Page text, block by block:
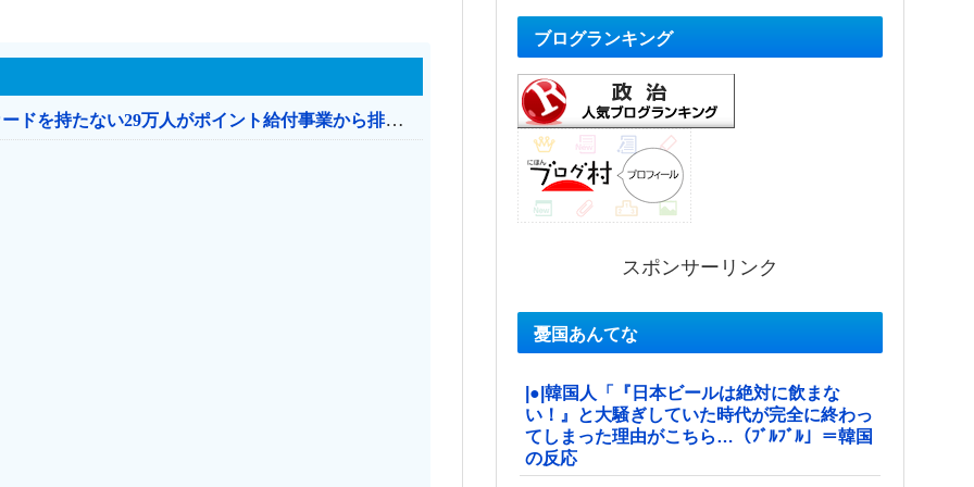
共産党「これは酷い…京都市でマイナンバーカードを持たない29万人がポイント給付事業から排除された」
ブログランキング
スポンサーリンク
憂国あんてな
|●|韓国人「『日本ビールは絶対に飲まな
い！』と大騒ぎしていた時代が完全に終わっ
てしまった理由がこちら…（ﾌﾞﾙﾌﾞﾙ」＝韓国
の反応